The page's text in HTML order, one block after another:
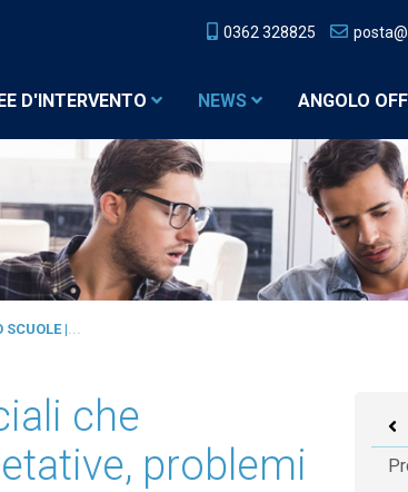
0362 328825
D'INTERVENTO NEWS ANGOLO
SCUOLE |...
che
problemi